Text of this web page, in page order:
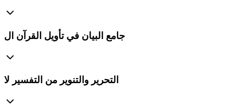
جامع البيان في تأويل القرآن ال
التحرير والتنوير من التفسير لا